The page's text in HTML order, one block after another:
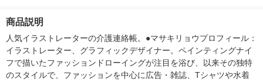
シ） オリジナル
商品説明
人気イラストレーターの介護連絡帳。●マサキリョウプロフィール：
イラストレーター、グラフィックデザイナー。ペインティングナイ
フで描いたファッションドローイングが注目を浴び、以来その独特
のスタイルで、ファッションを中心に広告・雑誌、Tシャツや水着